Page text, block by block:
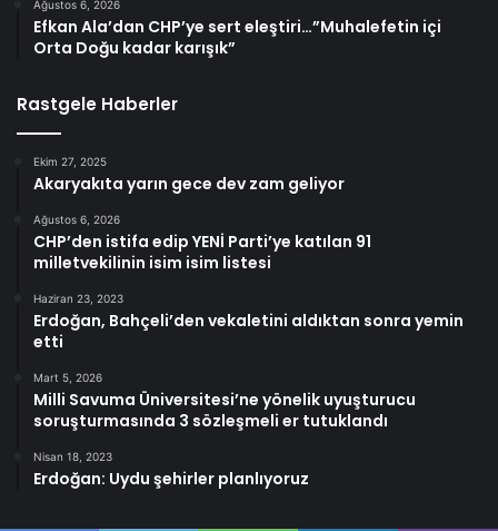
Ağustos 6, 2026
Efkan Ala’dan CHP’ye sert eleştiri…”Muhalefetin içi
Orta Doğu kadar karışık”
Rastgele Haberler
Ekim 27, 2025
Akaryakıta yarın gece dev zam geliyor
Ağustos 6, 2026
CHP’den istifa edip YENİ Parti’ye katılan 91
milletvekilinin isim isim listesi
Haziran 23, 2023
Erdoğan, Bahçeli’den vekaletini aldıktan sonra yemin
etti
Mart 5, 2026
Milli Savuma Üniversitesi’ne yönelik uyuşturucu
soruşturmasında 3 sözleşmeli er tutuklandı
Nisan 18, 2023
Erdoğan: Uydu şehirler planlıyoruz